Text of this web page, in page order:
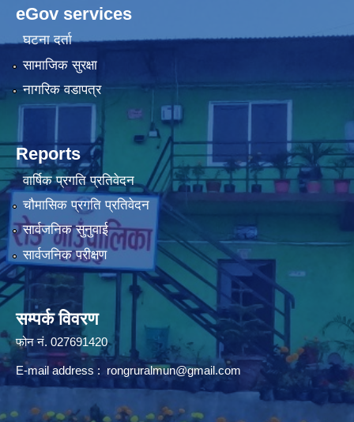
eGov services
घटना दर्ता
सामाजिक सुरक्षा
नागरिक वडापत्र
Reports
वार्षिक प्रगति प्रतिवेदन
चौमासिक प्रगति प्रतिवेदन
सार्वजनिक सुनुवाई
सार्वजनिक परीक्षण
सम्पर्क विवरण
फोन न‌ं. 027691420
E-mail address : rongruralmun@gmail.com